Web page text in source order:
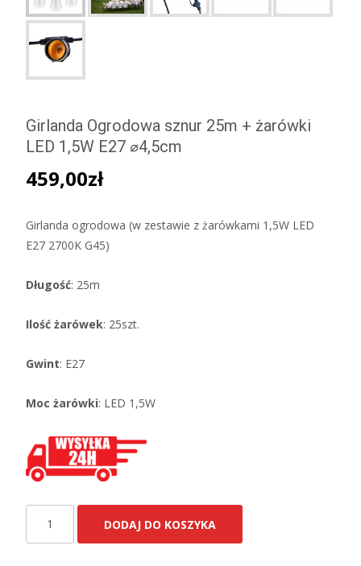
Girlanda Ogrodowa sznur 25m + żarówki
LED 1,5W E27 ⌀4,5cm
459,00zł
Girlanda ogrodowa (w zestawie z żarówkami 1,5W LED
E27 2700K G45)
Długość: 25m
Ilość żarówek: 25szt.
Gwint: E27
Moc żarówki: LED 1,5W
DODAJ DO KOSZYKA